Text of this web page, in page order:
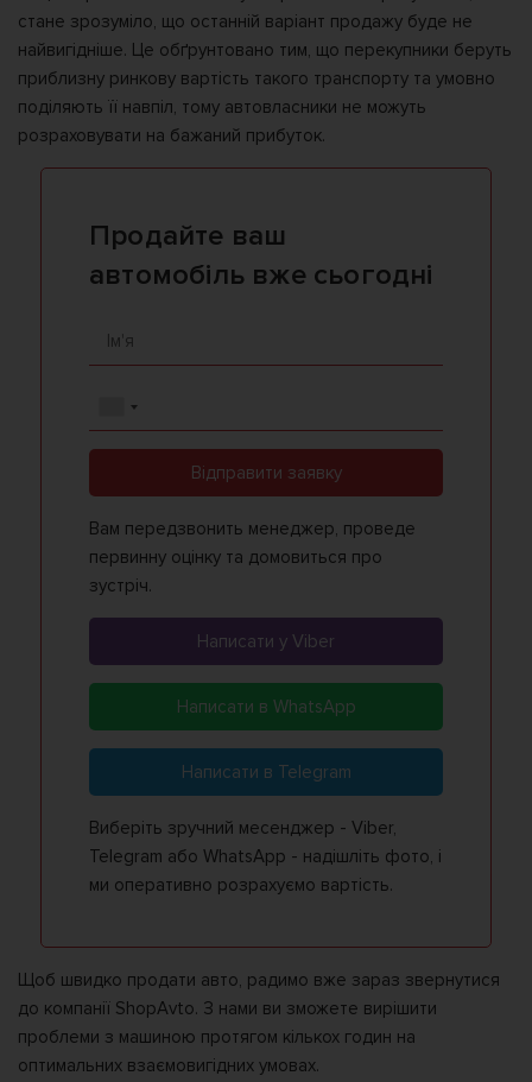
стане зрозуміло, що останній варіант продажу буде не
найвигідніше. Це обґрунтовано тим, що перекупники беруть
приблизну ринкову вартість такого транспорту та умовно
поділяють її навпіл, тому автовласники не можуть
розраховувати на бажаний прибуток.
Продайте ваш
автомобіль вже сьогодні
Відправити заявку
Вам передзвонить менеджер, проведе
первинну оцінку та домовиться про
зустріч.
Написати у Viber
Написати в WhatsApp
Написати в Telegram
Виберіть зручний месенджер - Viber,
Telegram або WhatsApp - надішліть фото, і
ми оперативно розрахуємо вартість.
Щоб швидко продати авто, радимо вже зараз звернутися
до компанії ShopAvto. З нами ви зможете вирішити
проблеми з машиною протягом кількох годин на
оптимальних взаємовигідних умовах.